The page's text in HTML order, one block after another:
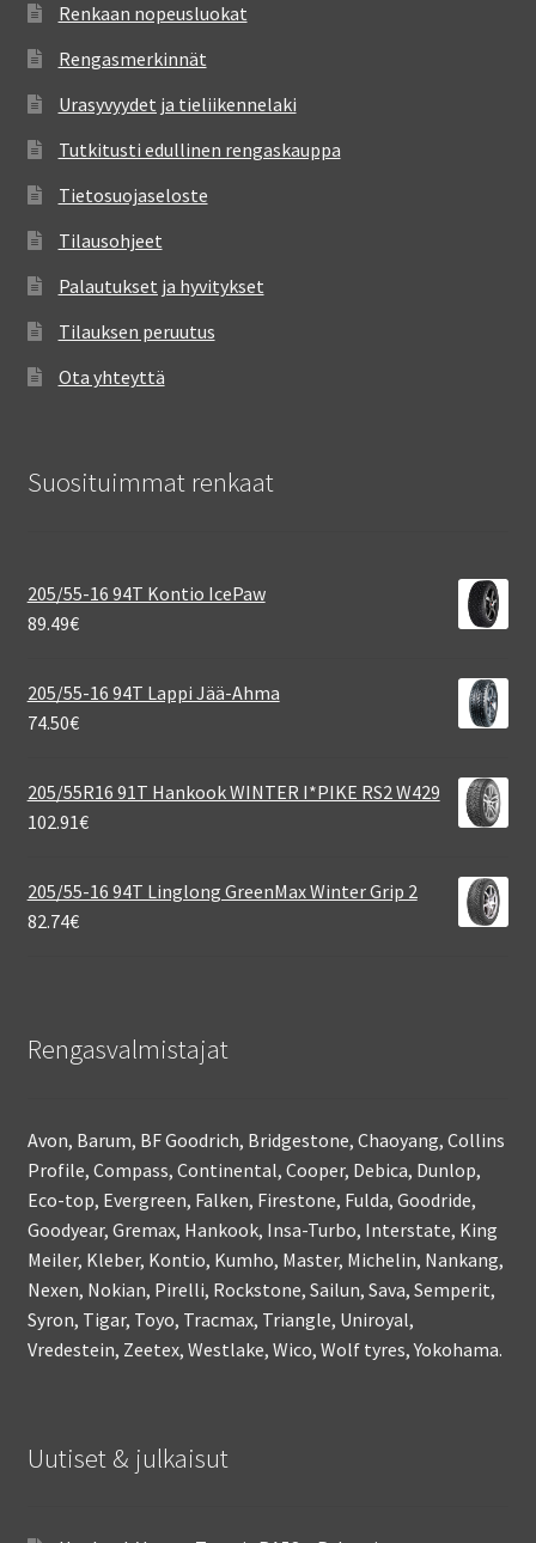
Renkaan nopeusluokat
Rengasmerkinnät
Urasyvyydet ja tieliikennelaki
Tutkitusti edullinen rengaskauppa
Tietosuojaseloste
Tilausohjeet
Palautukset ja hyvitykset
Tilauksen peruutus
Ota yhteyttä
Suosituimmat renkaat
205/55-16 94T Kontio IcePaw
89.49€
205/55-16 94T Lappi Jää-Ahma
74.50€
205/55R16 91T Hankook WINTER I*PIKE RS2 W429
102.91€
205/55-16 94T Linglong GreenMax Winter Grip 2
82.74€
Rengasvalmistajat
Avon, Barum, BF Goodrich, Bridgestone, Chaoyang, Collins
Profile, Compass, Continental, Cooper, Debica, Dunlop,
Eco-top, Evergreen, Falken, Firestone, Fulda, Goodride,
Goodyear, Gremax, Hankook, Insa-Turbo, Interstate, King
Meiler, Kleber, Kontio, Kumho, Master, Michelin, Nankang,
Nexen, Nokian, Pirelli, Rockstone, Sailun, Sava, Semperit,
Syron, Tigar, Toyo, Tracmax, Triangle, Uniroyal,
Vredestein, Zeetex, Westlake, Wico, Wolf tyres, Yokohama.
Uutiset & julkaisut